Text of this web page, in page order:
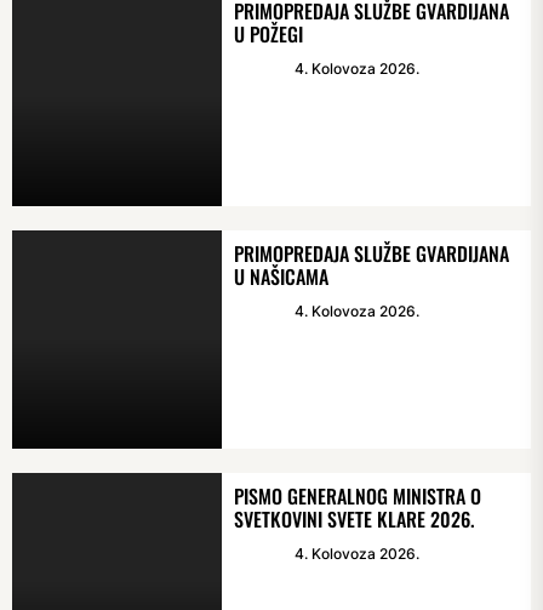
PRIMOPREDAJA SLUŽBE GVARDIJANA
U POŽEGI
4. Kolovoza 2026.
PRIMOPREDAJA SLUŽBE GVARDIJANA
U NAŠICAMA
4. Kolovoza 2026.
PISMO GENERALNOG MINISTRA O
SVETKOVINI SVETE KLARE 2026.
4. Kolovoza 2026.